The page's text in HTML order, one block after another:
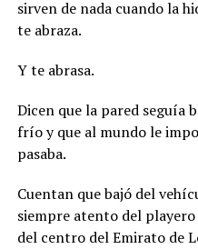
sirven de nada cuando la
te abraza.
Y te abrasa.
Dicen que la pared seguía
frío y que al mundo le
pasaba.
Cuentan que bajó del
siempre atento del
del centro del Emirato de